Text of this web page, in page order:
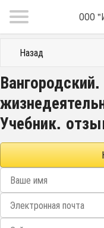
ООО
Назад
Учебник.